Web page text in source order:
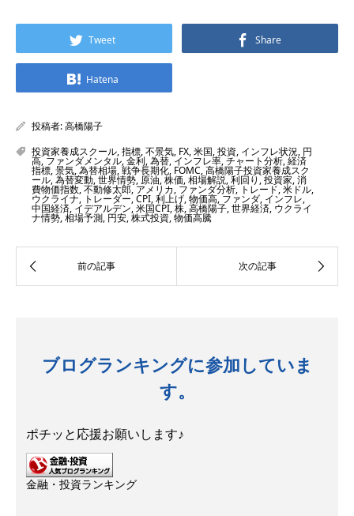
Tweet Share
Hatena
投稿者:高橋陽子
投資家養成スクール,指標,不景気, FX,米国,投資, インフレ状況, 円
高, ファンダメンタル,金利,為替,インフレ率,チャート分析,経済
指標,景気,為替相場,戦争長期化, FOMC,高橋陽子投資家養成スク
ール,為替変動,世界情勢,原油,株価,相場解説,利回り,投資家,消
費物価指数,不動修太郎,アメリカ,ファンダ分析,トレード,米ドル,
ウクライナ, トレーダー,CPI,利上げ,物価高,ファンダ, インフレ,
中国経済,イデアルデン,米国CPI,株,高橋陽子,世界経済, ウクライ
ナ情勢,相場予測, 円安,株式投資,物価高騰
ブログランキングに参加していま
す。
ポチッと応援お願いします♪
金融・投資ランキング